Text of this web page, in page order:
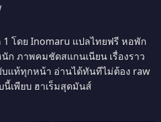
โดย Inomaru แปลไทยฟรี หอพัก
ก ภาพคมชัดสแกนเนียน เรื่องราว
แท้ทุกหน้า อ่านได้ทันทีไม่ต้อง raw
เพียบ ฮาเร็มสุดมันส์